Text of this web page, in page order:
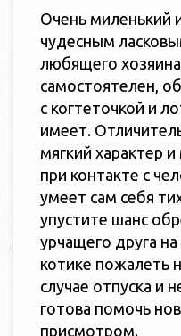
Очень миленький
чудесным
любящего
самостоятелен,
с когтеточкой и
имеет.
мягкий характер
при контакте с
умеет сам себя
упустите шанс
урчащего друга
котике пожалеть
случае отпуска и
готова помочь
присмотром.